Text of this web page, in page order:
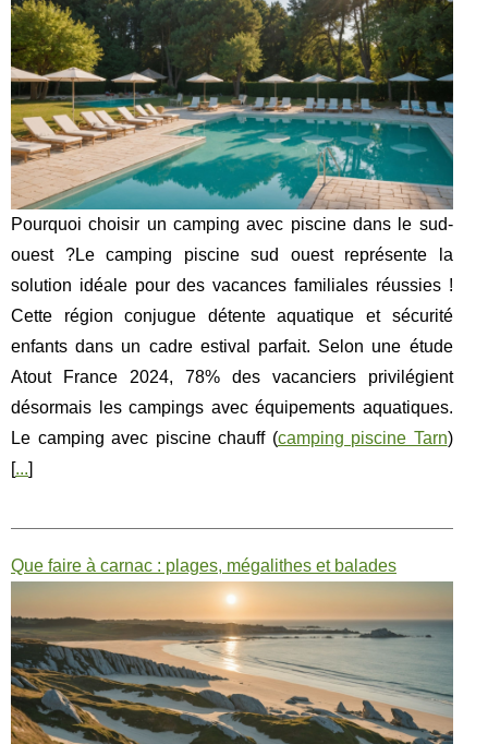
Pourquoi choisir un camping avec piscine dans le sud-
ouest ?Le camping piscine sud ouest représente la
solution idéale pour des vacances familiales réussies !
Cette région conjugue détente aquatique et sécurité
enfants dans un cadre estival parfait. Selon une étude
Atout France 2024, 78% des vacanciers privilégient
désormais les campings avec équipements aquatiques.
Le camping avec piscine chauff (camping piscine Tarn)
[...]
Que faire à carnac : plages, mégalithes et balades